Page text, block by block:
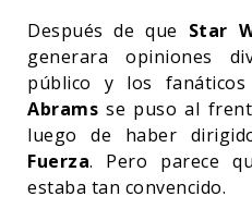
Después de que Star
generara opiniones
público y los
Abrams se puso al
luego de haber
Fuerza. Pero parece
estaba tan convencido.